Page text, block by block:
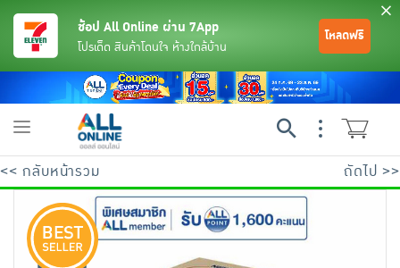
ช้อป All Online ผ่าน 7App
โปรเด็ด สินค้าโดนใจ ห้างใกล้บ้าน
โหลดฟรี
Toggle
<< กลับหน้ารวม ถัดไป >>